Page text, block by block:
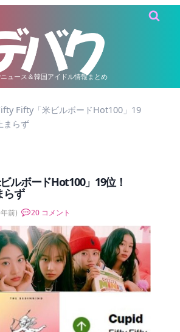
ニュース＆韓国アイドル情報まとめ
Fifty「米ビルボードHot100」19
まらず
ルボードHot100」19位！
らず
前) 20 コメント